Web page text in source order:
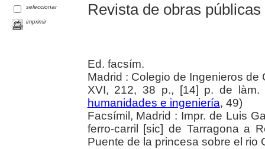
seleccionar
imprimir
Revista de obras públicas
Ed. facsím.
Madrid : Colegio de Ingenieros
XVI, 212, 38 p., [14] p. de
humanidades e ingeniería, 49)
Facsímil, Madrid : Impr. de Luis
ferro-carril [sic] de Tarragona a
Puente de la princesa sobre el rio